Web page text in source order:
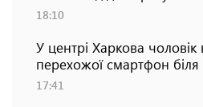
18:10
У центрі Харкова
перехожої смартфон
17:41